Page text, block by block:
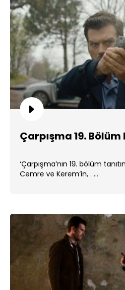
Çarpışma 19. Bölüm
‘Çarpışma’nın 19. bölüm
Cemre ve Kerem’in, . ...